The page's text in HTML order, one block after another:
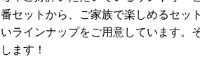
番セットから、ご家族で楽しめるセッ
いラインナップをご用意しています。
します！